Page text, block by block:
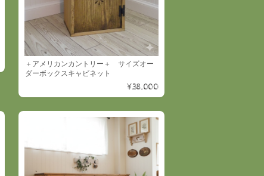
＋アメリカンカントリー＋ サイズオー
ダーボックスキャビネット
¥38,000